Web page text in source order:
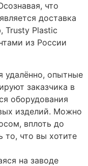
что
доставка
Trusty Plastic
из России
удалённо, опытные
заказчика в
оборудования
изделий. Можно
вплоть до
то, что вы хотите
на заводе